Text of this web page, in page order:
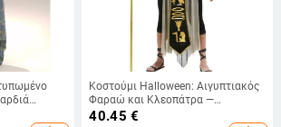
πάτωμα
Κοστούμι Halloween: Αιγυπτιακός
Φαραώ και Κλεοπάτρα —
εθνοπολιτιστικό cosplay για
40.45 €